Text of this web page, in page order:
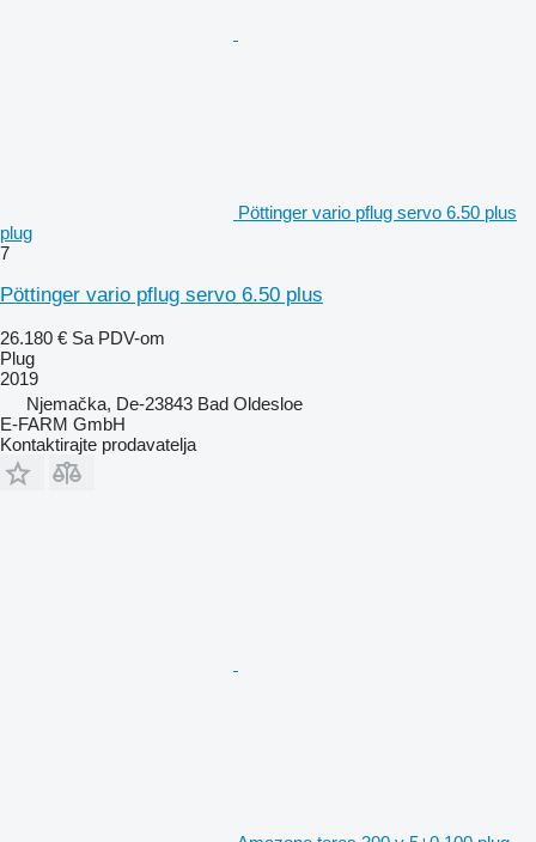
Pöttinger vario pflug servo 6.50 plus
plug
7
Pöttinger vario pflug servo 6.50 plus
26.180 € Sa PDV-om
Plug
2019
Njemačka, De-23843 Bad Oldesloe
E-FARM GmbH
Kontaktirajte prodavatelja